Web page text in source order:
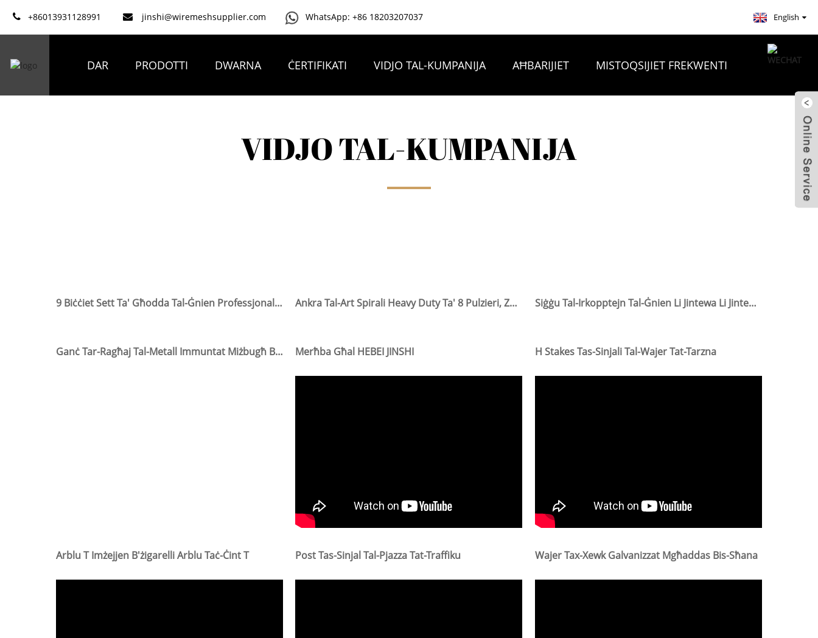
+86013931128991 jinshi@wiremeshsupplier.com WhatsApp: +86 18203207037 English
DAR PRODOTTI DWARNA ĊERTIFIKATI VIDJO TAL-KUMPANIJA AĦBARIJIET MISTOQSIJIET FREKWENTI
VIDJO TAL-KUMPANIJA
9 Biċċiet Sett Ta' Għodda Tal-Ġnien Professjonali Borża Ankra Tal-Art Spirali Heavy Duty Ta' 8 Pulzieri, Zokk Għall-Irbit Tal-Klieb Siġġu Tal-Irkopptejn Tal-Ġnien Li Jintewa Li Jintewa, Bank Tas-Sedil, Ippurgar Tal-Ġnien B'Mankijiet
Ganċ Tar-Ragħaj Tal-Metall Immuntat Miżbugħ Bl-Azzar Għal Ornamenti Tal-Ġnien Merħba Għal HEBEI JINSHI H Stakes Tas-Sinjali Tal-Wajer Tat-Tarzna
Arblu T Imżejjen B'żigarelli Arblu Taċ-Ċint T Post Tas-Sinjal Tal-Pjazza Tat-Traffiku Wajer Tax-Xewk Galvanizzat Mgħaddas Bis-Sħana